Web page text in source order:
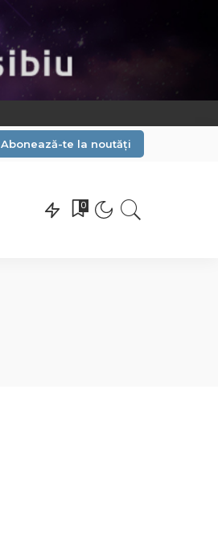
Abonează-te la noutăți
0